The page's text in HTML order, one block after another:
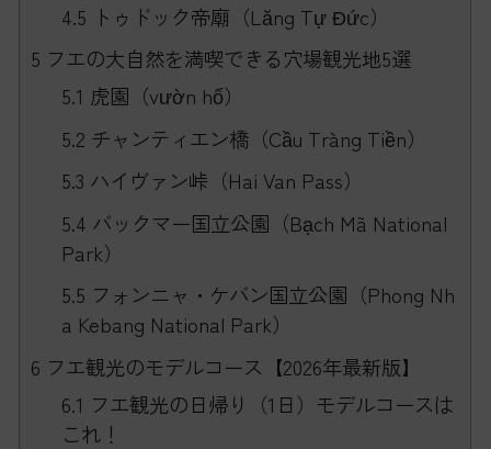
4.5 トゥドック帝廟（Lăng Tự Đức）
5 フエの大自然を満喫できる穴場観光地5選
5.1 虎園（vườn hổ）
5.2 チャンティエン橋（Cầu Tràng Tiền）
5.3 ハイヴァン峠（Hai Van Pass）
5.4 バックマー国立公園（Bạch Mã National
Park）
5.5 フォンニャ・ケバン国立公園（Phong Nh
a Kebang National Park）
6 フエ観光のモデルコース【2026年最新版】
6.1 フエ観光の日帰り（1日）モデルコースは
これ！